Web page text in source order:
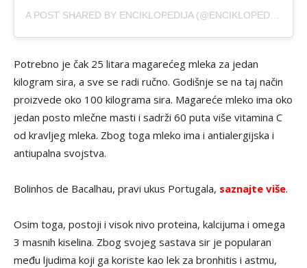
A POST SHARED BY ENCIKLOPEDIJA (@ENCIKLOPEDIJA)
Potrebno je čak 25 litara magarećeg mleka za jedan
kilogram sira, a sve se radi ručno. Godišnje se na taj način
proizvede oko 100 kilograma sira. Magareće mleko ima oko
jedan posto mlečne masti i sadrži 60 puta više vitamina C
od kravljeg mleka. Zbog toga mleko ima i antialergijska i
antiupalna svojstva.
Bolinhos de Bacalhau, pravi ukus Portugala, saznajte više.
Osim toga, postoji i visok nivo proteina, kalcijuma i omega
3 masnih kiselina. Zbog svojeg sastava sir je popularan
među ljudima koji ga koriste kao lek za bronhitis i astmu,